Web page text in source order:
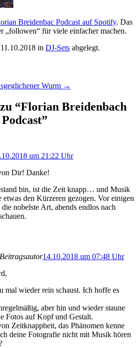
Breidenbac Podcast auf Spotify. Das
„followen“ für viele einfacher machen.
11.10.2018 in DJ-Sets abgelegt.
Wurm →
“Florian Breidenbach
”
um 21:22 Uhr
Dir! Danke!
bin, ist die Zeit knapp… und Musik
etwas den Kürzeren gezogen. Vor einigen
nobelste Art, abends endlos nach
Beitragsautor14.10.2018 um 07:48 Uhr
mal wieder rein schaust. Ich hoffe es
aber hin und wieder staune
Fotos auf Kopf und Gestalt.
Zeitknappheit, das Phänomen kenne
deine Fotografie nicht mit Musik hören